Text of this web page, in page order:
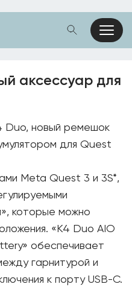
аксессуар для
Duo, новый ремешок
для Quest
Meta Quest 3 и 3S*,
которые можно
«K4 Duo AIO
обеспечивает
гарнитурой и
к порту USB-C.